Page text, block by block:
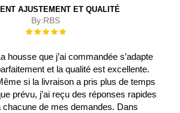
AJUSTEMENT ET QUALITÉ
By:RBS
Évaluation :
housse que j’ai commandée s’adapte
et la qualité est excellente.
si la livraison a pris plus de temps
prévu, j’ai reçu des réponses rapides
chacune de mes demandes. Dans